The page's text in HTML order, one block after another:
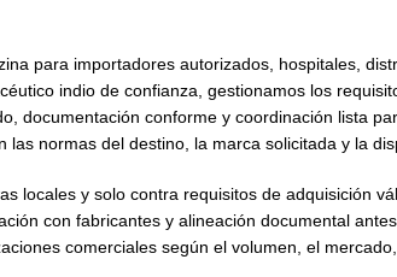
para importadores autorizados, hospitales,
indio de confianza, gestionamos los
documentación conforme y coordinación lista
las normas del destino, la marca solicitada y la
locales y solo contra requisitos de adquisición
con fabricantes y alineación documental
comerciales según el volumen, el